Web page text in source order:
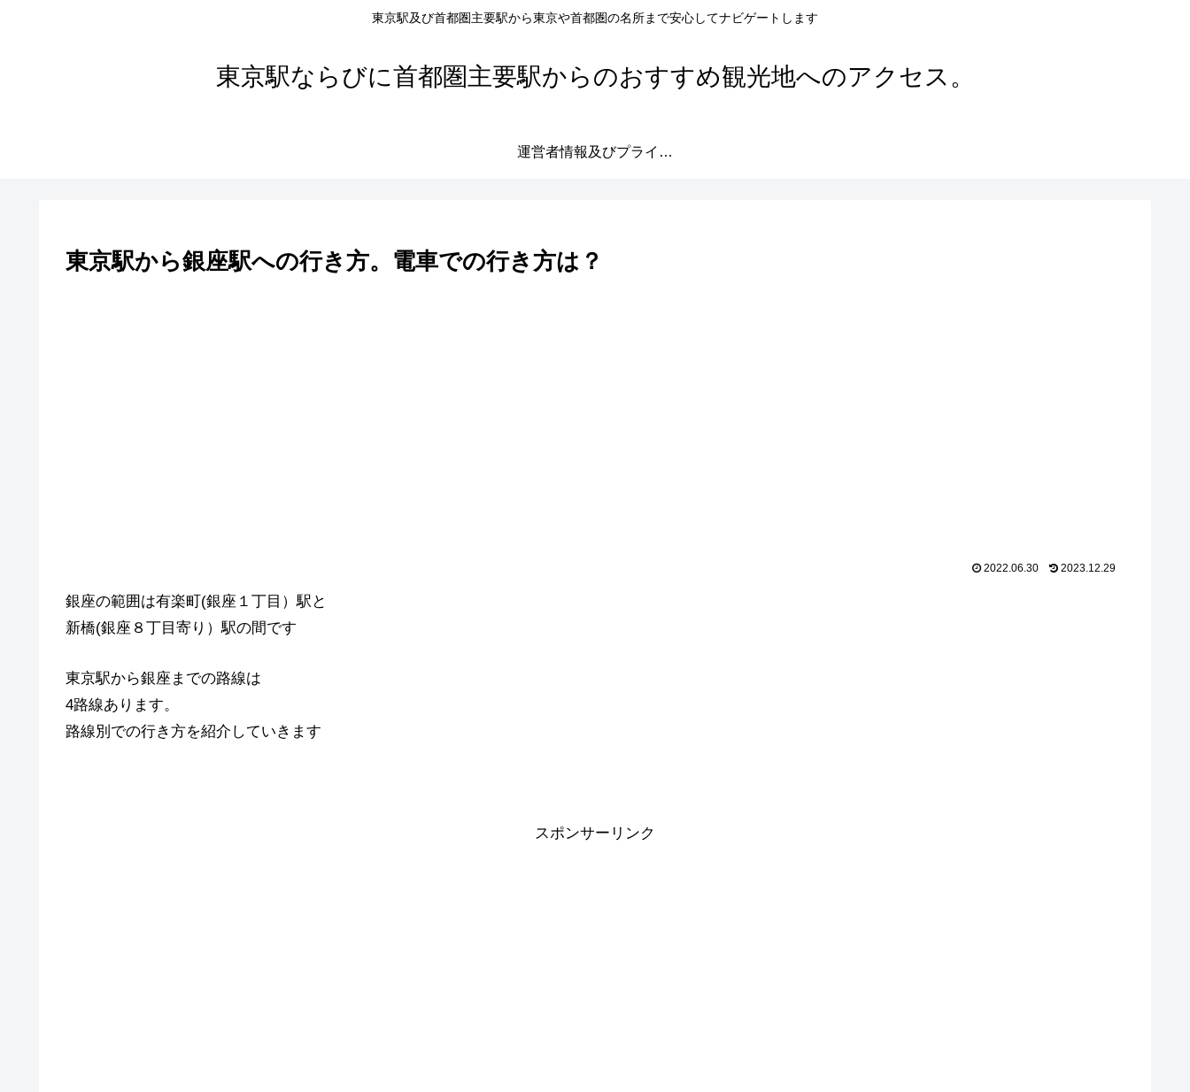
東京駅及び首都圏主要駅から東京や首都圏の名所まで安心してナビゲートします
東京駅ならびに首都圏主要駅からのおすすめ観光地へのアクセス。
運営者情報及びプライバシーポリシー
東京駅から銀座駅への行き方。電車での行き方は？
2022.06.30 2023.12.29
銀座の範囲は有楽町(銀座１丁目）駅と
新橋(銀座８丁目寄り）駅の間です
東京駅から銀座までの路線は
4路線あります。
路線別での行き方を紹介していきます
スポンサーリンク